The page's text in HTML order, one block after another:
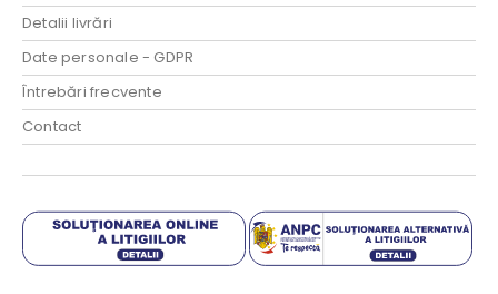
Detalii livrări
Date personale - GDPR
Întrebări frecvente
Contact